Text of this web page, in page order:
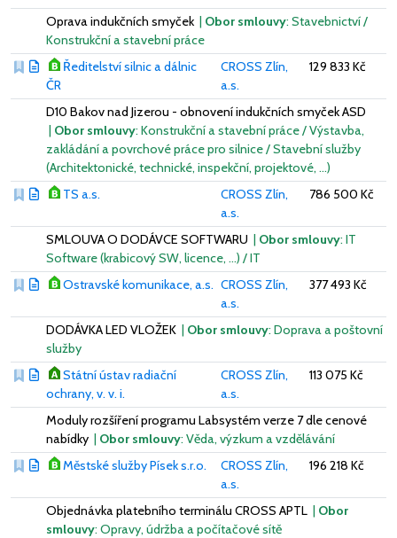
Oprava indukčních smyček | Obor smlouvy: Stavebnictví /
Konstrukční a stavební práce
Ředitelství silnic a dálnic
ČR
CROSS Zlín,
a.s.
129 833 Kč
D10 Bakov nad Jizerou - obnovení indukčních smyček ASD
| Obor smlouvy: Konstrukční a stavební práce / Výstavba,
zakládání a povrchové práce pro silnice / Stavební služby
(Architektonické, technické, inspekční, projektové, …)
TS a.s.
CROSS Zlín,
a.s.
786 500 Kč
SMLOUVA O DODÁVCE SOFTWARU | Obor smlouvy: IT
Software (krabicový SW, licence, …) / IT
Ostravské komunikace, a.s. CROSS Zlín,
a.s.
377 493 Kč
DODÁVKA LED VLOŽEK | Obor smlouvy: Doprava a poštovní
služby
Státní ústav radiační
ochrany, v. v. i.
CROSS Zlín,
a.s.
113 075 Kč
Moduly rozšíření programu Labsystém verze 7 dle cenové
nabídky | Obor smlouvy: Věda, výzkum a vzdělávání
Městské služby Písek s.r.o.
CROSS Zlín,
a.s.
196 218 Kč
Objednávka platebního terminálu CROSS APTL | Obor
smlouvy: Opravy, údržba a počítačové sítě